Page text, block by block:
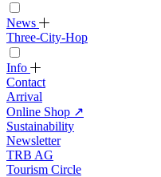
News
Three-City-Hop
Info
Contact
Arrival
Online Shop ↗
Sustainability
Newsletter
TRB AG
Tourism Circle